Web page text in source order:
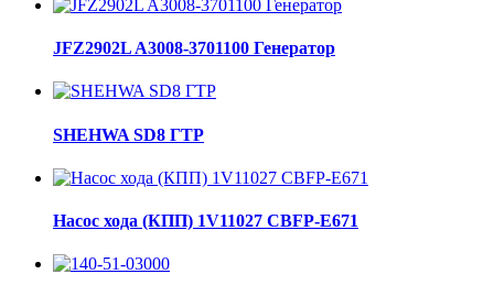
JFZ2902L A3008-3701100 Генератор
SHEHWA SD8 ГТР
Насос хода (КПП) 1V11027 CBFP-E671